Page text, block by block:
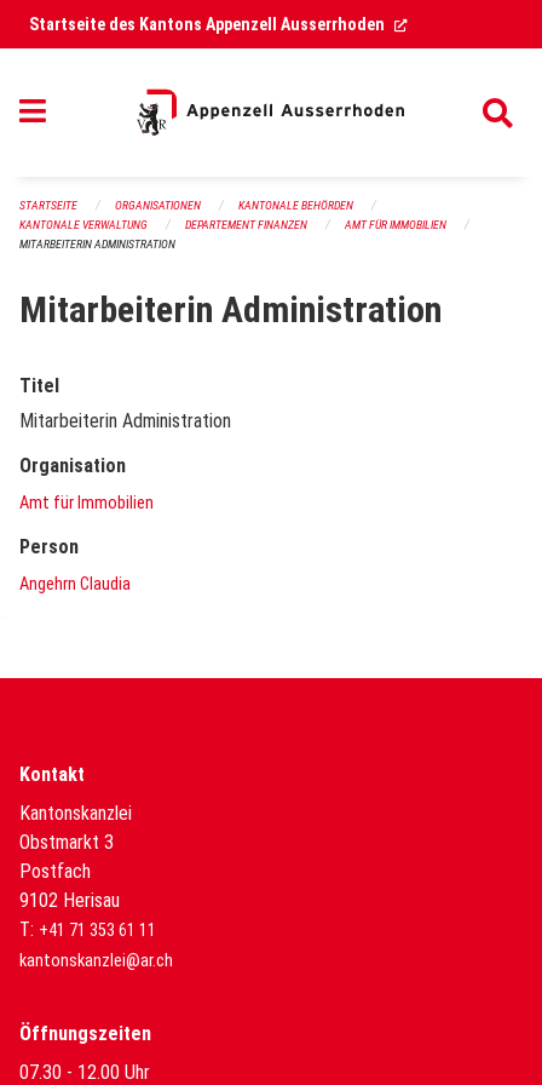
Navigation überspringen
Startseite des Kantons Appenzell Ausserrhoden (External Link)
STARTSEITE ORGANISATIONEN
KANTONALE BEHÖRDEN
KANTONALE VERWALTUNG
DEPARTEMENT FINANZEN
AMT FÜR IMMOBILIEN
MITARBEITERIN ADMINISTRATION
Mitarbeiterin Administration
Titel
Mitarbeiterin Administration
Organisation
Amt für Immobilien
Person
Angehrn Claudia
Kontakt
Kantonskanzlei
Obstmarkt 3
Postfach
9102 Herisau
T: +41 71 353 61 11
kantonskanzlei@ar.ch
Öffnungszeiten
07.30 - 12.00 Uhr